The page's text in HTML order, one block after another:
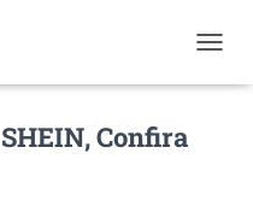
O
Confira